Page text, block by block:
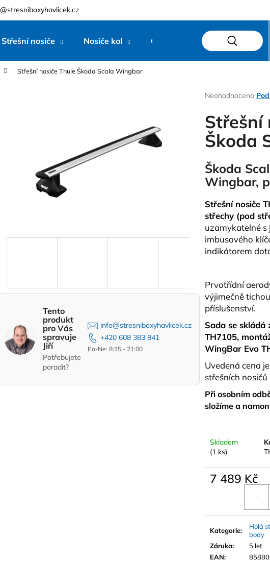
Střešní nosiče Nosiče kol Ostatní Značky
Hledat
Střešní nosiče Thule Škoda Scala Wingbar
Průměrné
produktu
je
0,0
z
hvězdiček.
Neohodnoceno
Střešní
Škoda
Škoda
Wingbar,
Střešní nosiče
střechy (pod
uzamykatelné
imbusového
indikátorem
Prvotřídní
výjimečně
příslušenství.
Sada se skládá
TH7105,
WingBar Evo
Uvedená cena
střešních nosičů
Při osobním
složíme a
Skladem
(1 ks)
7 489 Kč
Kategorie:
Holá
body
Záruka:
5 let
EAN:
Tento
produkt
pro Vás
spravuje
Jiří
Potřebujete
poradit?
info@stresniboxyhavlicek.cz
+420 608 383 841
Po-Ne: 8:15 - 21:00
PRO AUTA S INTEGROVANÝMI
STŘEŠNÍ BOX HAPRO
ANTRACIT
14 990 Kč